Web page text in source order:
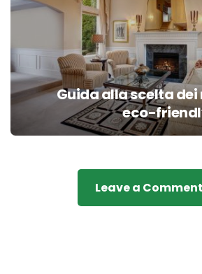
Guida alla scelta
eco-
Leave a Comment